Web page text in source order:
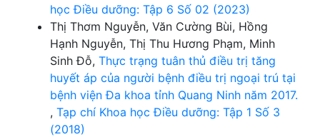
học Điều dưỡng: Tập 6 Số 02 (2023)
Thị Thơm Nguyễn, Văn Cường Bùi, Hồng
Hạnh Nguyễn, Thị Thu Hương Phạm, Minh
Sinh Đỗ, Thực trạng tuân thủ điều trị tăng
huyết áp của người bệnh điều trị ngoại trú tại
bệnh viện Đa khoa tỉnh Quang Ninh năm 2017.
, Tạp chí Khoa học Điều dưỡng: Tập 1 Số 3
(2018)